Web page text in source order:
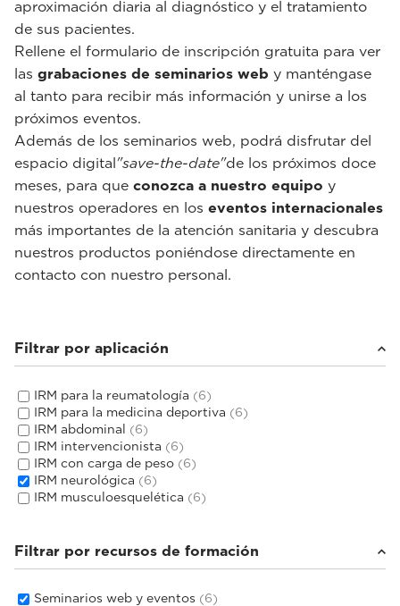
aproximación diaria al diagnóstico y el tratamiento
de sus pacientes.
Rellene el formulario de inscripción gratuita para ver
las grabaciones de seminarios web y manténgase
al tanto para recibir más información y unirse a los
próximos eventos.
Además de los seminarios web, podrá disfrutar del
espacio digital"save-the-date"de los próximos doce
meses, para que conozca a nuestro equipo y
nuestros operadores en los eventos internacionales
más importantes de la atención sanitaria y descubra
nuestros productos poniéndose directamente en
contacto con nuestro personal.
Filtrar por aplicación
IRM para la reumatología (6)
IRM para la medicina deportiva (6)
IRM abdominal (6)
IRM intervencionista (6)
IRM con carga de peso (6)
IRM neurológica (6)
IRM musculoesquelética (6)
Filtrar por recursos de formación
Seminarios web y eventos (6)